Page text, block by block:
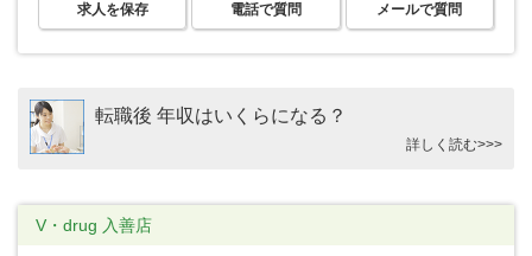
求人を保存 電話で質問 メールで質問
転職後 年収はいくらになる？
詳しく読む>>>
V・drug 入善店